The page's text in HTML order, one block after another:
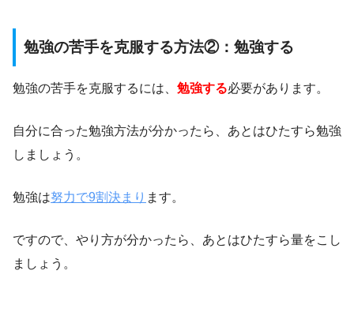
勉強の苦手を克服する方法②：勉強する
勉強の苦手を克服するには、 勉強する必要があります。
自分に合った勉強方法が分かったら、あとはひたすら勉強
しましょう。
勉強は努力で9割決まり ます。
ですので、やり方が分かったら、あとはひたすら量をこし
ましょう。